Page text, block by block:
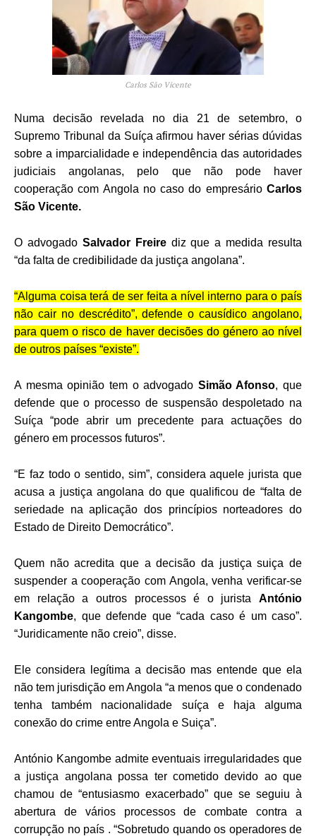
Carlos São Vicente
Numa decisão revelada no dia 21 de setembro, o
Supremo Tribunal da Suíça afirmou haver sérias dúvidas
sobre a imparcialidade e independência das autoridades
judiciais angolanas, pelo que não pode haver
cooperação com Angola no caso do empresárioCarlos
São Vicente.
O advogado Salvador Freirediz que a medida resulta
“da falta de credibilidade da justiça angolana”.
“Alguma coisa terá de ser feita a nível interno para o país
não cair no descrédito”, defende o causídico angolano,
para quem o risco de haver decisões do género ao nível
de outros países “existe”.
A mesma opinião tem o advogado Simão Afonso, que
defende que o processo de suspensão despoletado na
Suíça “pode abrir um precedente para actuações do
género em processos futuros”.
“E faz todo o sentido, sim”, considera aquele jurista que
acusa a justiça angolana do que qualificou de “falta de
seriedade na aplicação dos princípios norteadores do
Estado de Direito Democrático”.
Quem não acredita que a decisão da justiça suiça de
suspender a cooperação com Angola, venha verificar-se
em relação a outros processos é o jurista António
Kangombe, que defende que “cada caso é um caso”.
“Juridicamente não creio”, disse.
Ele considera legítima a decisão mas entende que ela
não tem jurisdição em Angola “a menos que o condenado
tenha também nacionalidade suíça e haja alguma
conexão do crime entre Angola e Suiça”.
António Kangombe admite eventuais irregularidades que
a justiça angolana possa ter cometido devido ao que
chamou de “entusiasmo exacerbado” que se seguiu à
abertura de vários processos de combate contra a
corrupção no país . “Sobretudo quando os operadores de